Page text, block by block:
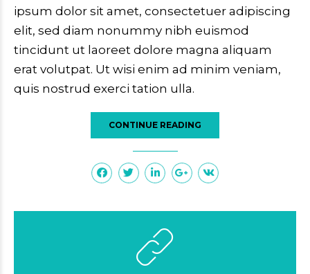
ipsum dolor sit amet, consectetuer adipiscing
elit, sed diam nonummy nibh euismod
tincidunt ut laoreet dolore magna aliquam
erat volutpat. Ut wisi enim ad minim veniam,
quis nostrud exerci tation ulla.
CONTINUE READING